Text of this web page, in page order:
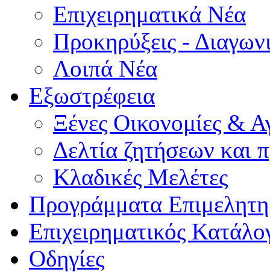
Επιχειρηματικά Νέα
Προκηρύξεις -
Λοιπά Νέα
Εξωστρέφεια
Ξένες Οικονομίες &
Δελτία ζητήσεων
Κλαδικές Μελέτες
Προγράμματα
Επιχειρηματικός
Οδηγίες